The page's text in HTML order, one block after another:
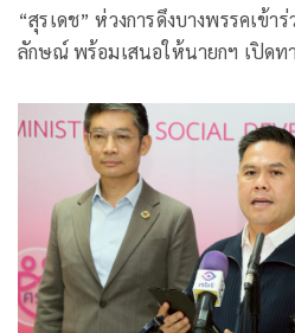
“สุรเดช” ห่วงการดึงบางพรรคเข้า
ลักษณ์ พร้อมเสนอให้นายกฯ เปิดท
มาช่วยแก้วิกฤติประเทศ